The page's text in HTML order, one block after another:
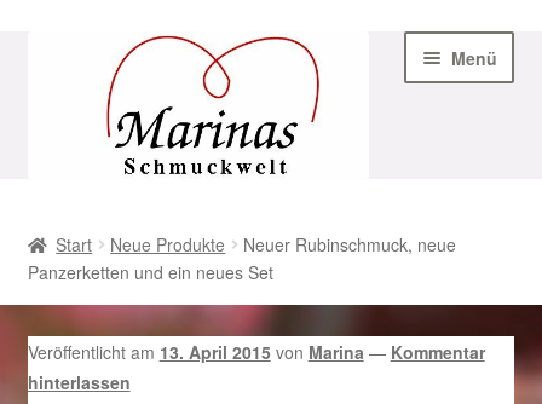
Navigation
Menü
AGB
Beispiel-Seite
Start Neue Produkte
Neuer Rubinschmuck, neue
Panzerketten und ein neues Set
Veröffentlicht am 13. April 2015 von Marina — Kommentar
hinterlassen